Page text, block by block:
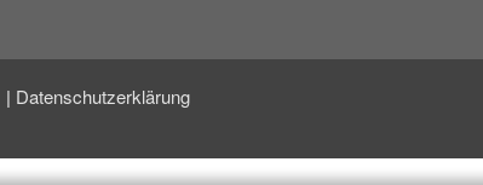
Datenschutzerklärung